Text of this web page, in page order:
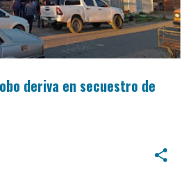
deriva en secuestro de